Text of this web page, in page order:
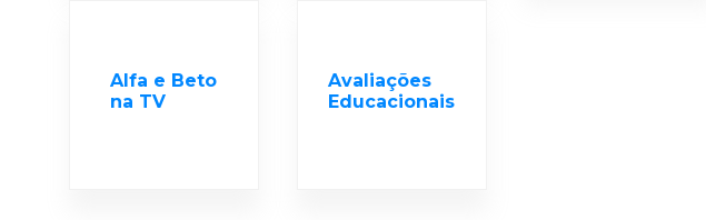
Alfa e Beto
na TV
Avaliações
Educacionais